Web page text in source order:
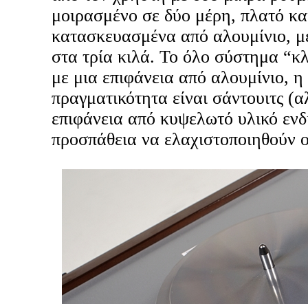
μοιρασμένο σε δύο μέρη, πλατό
κατασκευασμένα από αλουμίνιο,
στα τρία κιλά. Το όλο σύστημα
με μια επιφάνεια από αλουμίνιο,
πραγματικότητα είναι σάντουιτς
επιφάνεια από κυψελωτό υλικό
προσπάθεια να ελαχιστοποιηθούν